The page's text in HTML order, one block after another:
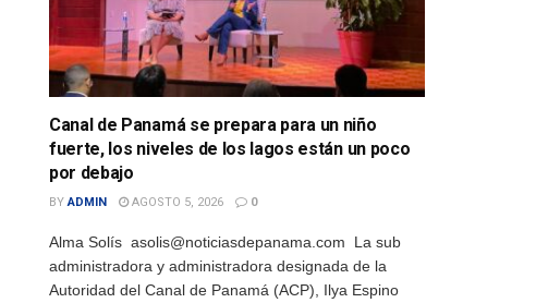
Canal de Panamá se prepara para un niño
fuerte, los niveles de los lagos están un poco
por debajo
BY ADMIN AGOSTO 5, 2026 0
Alma Solís asolis@noticiasdepanama.com La sub
administradora y administradora designada de la
Autoridad del Canal de Panamá (ACP), Ilya Espino